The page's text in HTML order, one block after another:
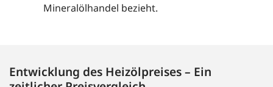
Mineralölhandel bezieht.
Entwicklung des Heizölpreises – Ein